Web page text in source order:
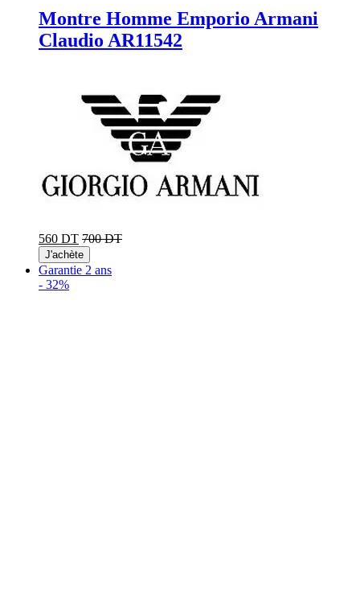
Montre Homme Emporio Armani
Claudio AR11542
560 DT 700 DT
J'achète
Garantie 2 ans
- 32%